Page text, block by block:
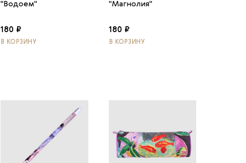
"Водоем"
180 ₽
В КОРЗИНУ
"Магнолия"
180 ₽
В КОРЗИНУ